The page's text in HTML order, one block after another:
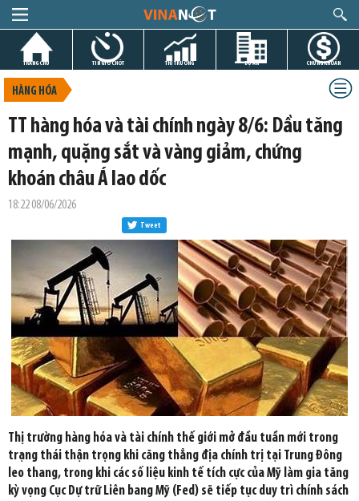
TRANG CHỦ TIN GIỜ CHÓT THỊ TRƯỜNG DỰ ÁN CHỨNG KHOÁN
HÀNG HÓA
TT hàng hóa và tài chính ngày 8/6: Dầu tăng
mạnh, quặng sắt và vàng giảm, chứng
khoán châu Á lao dốc
18:22 08/06/2026
Tweet
Thị trường hàng hóa và tài chính thế giới mở đầu tuần mới trong
trạng thái thận trọng khi căng thẳng địa chính trị tại Trung Đông
leo thang, trong khi các số liệu kinh tế tích cực của Mỹ làm gia tăng
kỳ vọng Cục Dự trữ Liên bang Mỹ (Fed) sẽ tiếp tục duy trì chính sách